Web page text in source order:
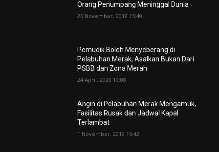
Orang Penumpang Meninggal Dunia
26 November, 2019 15:40
Pemudik Boleh Menyeberang di
Pelabuhan Merak, Asalkan Bukan Dari
PSBB dan Zona Merah
24 April, 2020 19:08
Angin di Pelabuhan Merak Mengamuk,
Fasilitas Rusak dan Jadwal Kapal
Terlambat
1 November, 2019 16:42